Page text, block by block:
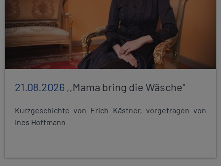
21.08.2026 ,,Mama bring die Wäsche"
Kurzgeschichte von Erich Kästner, vorgetragen von
Ines Hoffmann